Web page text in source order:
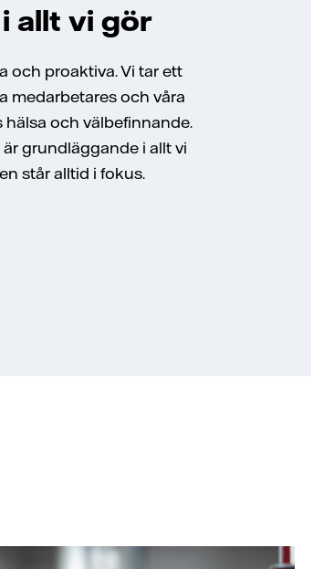
allt vi gör
och proaktiva. Vi tar ett
medarbetares och våra
och välbefinnande.
grundläggande i allt vi
står alltid i fokus.